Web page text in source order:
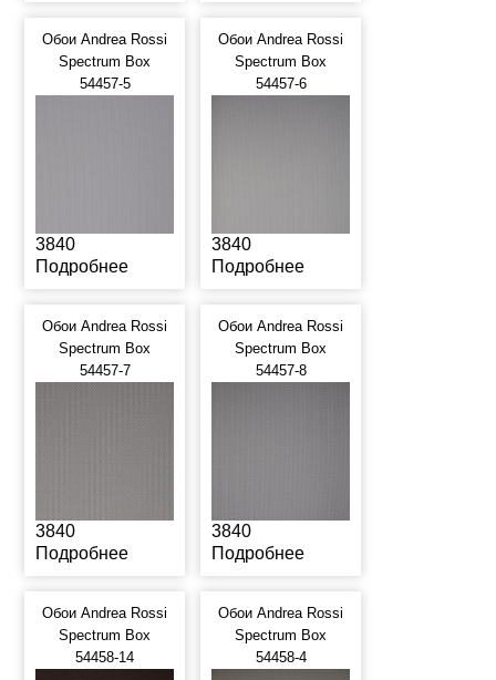
Обои Andrea Rossi
Spectrum Box
54457-5
3840
Подробнее
Обои Andrea Rossi
Spectrum Box
54457-6
3840
Подробнее
Обои Andrea Rossi
Spectrum Box
54457-7
3840
Подробнее
Обои Andrea Rossi
Spectrum Box
54457-8
3840
Подробнее
Обои Andrea Rossi
Spectrum Box
54458-14
Обои Andrea Rossi
Spectrum Box
54458-4